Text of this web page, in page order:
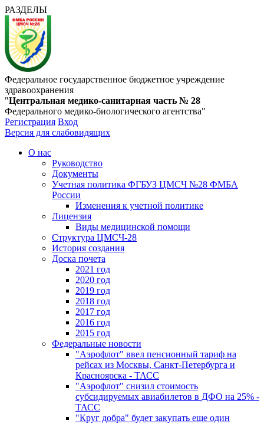
РАЗДЕЛЫ
Федеральное государственное бюджетное учреждение
здравоохранения
"Центральная медико-санитарная часть № 28
Федерального медико-биологического агентства"
Регистрация Вход
Версия для слабовидящих
О нас
Руководство
Документы
Учетная политика ФГБУЗ ЦМСЧ №28 ФМБА
России
Изменения к учетной политике
Лицензия
Виды медицинской помощи
Структура ЦМСЧ-28
История создания
Доска почета
2021 год
2020 год
2019 год
2018 год
2017 год
2016 год
2015 год
Федеральные новости
"Аэрофлот" ввел пенсионный тариф на
рейсах из Москвы, Санкт-Петербурга и
Красноярска - ТАСС
"Аэрофлот" снизил стоимость
субсидируемых авиабилетов в ДФО на 25% -
ТАСС
"Круг добра" будет закупать еще один